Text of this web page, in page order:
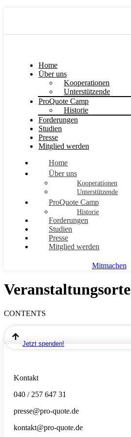
Home
Über uns
Kooperationen
Unterstützende
ProQuote Camp
Historie
Forderungen
Studien
Presse
Mitglied werden
Home
Über uns
Kooperationen
Unterstützende
ProQuote Camp
Historie
Forderungen
Studien
Presse
Mitglied werden
Mitmachen
Veranstaltungsorte
CONTENTS
Jetzt spenden!
Kontakt
040 / 257 647 31
presse@pro-quote.de
kontakt@pro-quote.de